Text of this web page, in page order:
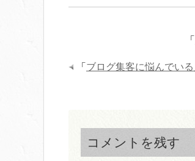
「
「 ブログ集客に悩んでい
コメントを残す